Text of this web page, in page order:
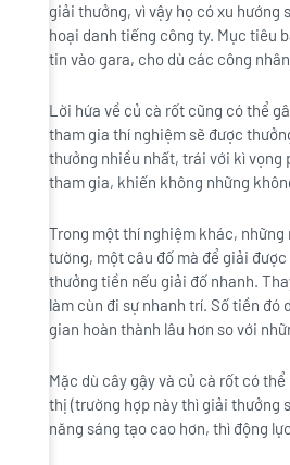
giải thưởng, vì vậy họ có xu
hoại danh tiếng công ty. Mục tiêu
tin vào gara, cho dù các công
Lời hứa về củ cà rốt cũng có thể
tham gia thí nghiệm sẽ được
thưởng nhiều nhất, trái với kì vọng
tham gia, khiến không những
Trong một thí nghiệm khác,
tường, một câu đố mà để giải
thưởng tiền nếu giải đố nhanh.
làm cùn đi sự nhanh trí. Số tiền
gian hoàn thành lâu hơn so với
Mặc dù cây gậy và củ cà rốt có
thị (trường hợp này thì giải thưởng
năng sáng tạo cao hơn, thì động